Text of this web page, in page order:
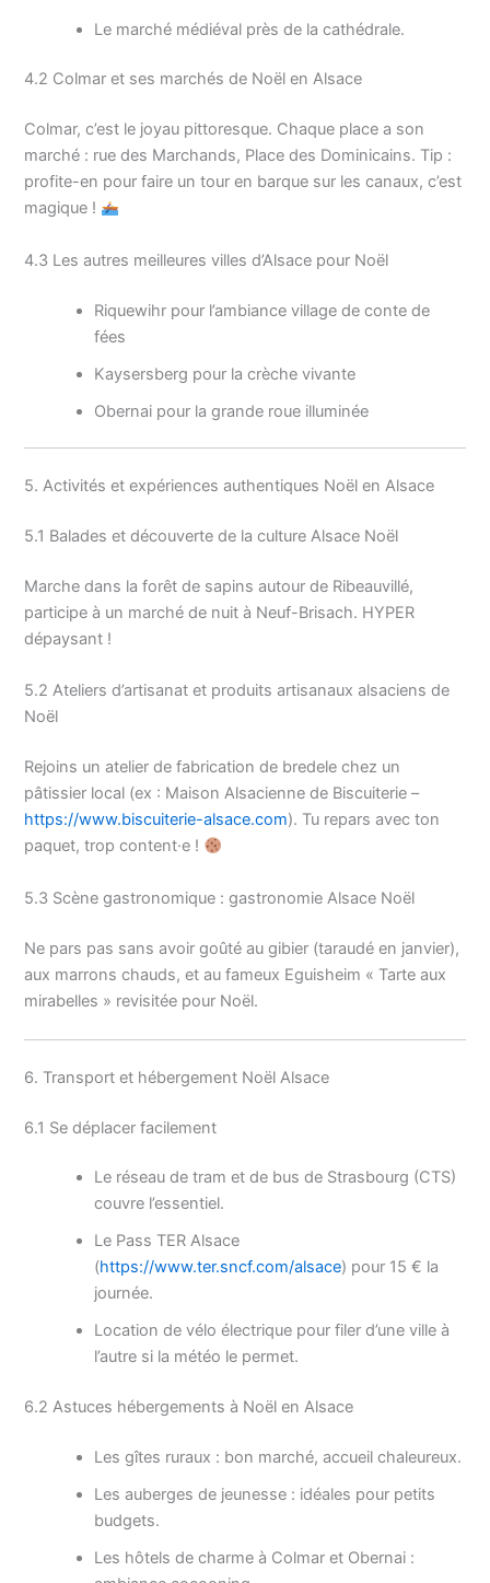
Le marché médiéval près de la cathédrale.
4.2 Colmar et ses marchés de Noël en Alsace
Colmar, c’est le joyau pittoresque. Chaque place a son
marché : rue des Marchands, Place des Dominicains. Tip :
profite-en pour faire un tour en barque sur les canaux, c’est
magique !
4.3 Les autres meilleures villes d’Alsace pour Noël
Riquewihr pour l’ambiance village de conte de
fées
Kaysersberg pour la crèche vivante
Obernai pour la grande roue illuminée
5. Activités et expériences authentiques Noël en Alsace
5.1 Balades et découverte de la culture Alsace Noël
Marche dans la forêt de sapins autour de Ribeauvillé,
participe à un marché de nuit à Neuf-Brisach. HYPER
dépaysant !
5.2 Ateliers d’artisanat et produits artisanaux alsaciens de
Noël
Rejoins un atelier de fabrication de bredele chez un
pâtissier local (ex : Maison Alsacienne de Biscuiterie –
https://www.biscuiterie-alsace.com). Tu repars avec ton
paquet, trop content·e !
5.3 Scène gastronomique : gastronomie Alsace Noël
Ne pars pas sans avoir goûté au gibier (taraudé en janvier),
aux marrons chauds, et au fameux Eguisheim « Tarte aux
mirabelles » revisitée pour Noël.
6. Transport et hébergement Noël Alsace
6.1 Se déplacer facilement
Le réseau de tram et de bus de Strasbourg (CTS)
couvre l’essentiel.
Le Pass TER Alsace
(https://www.ter.sncf.com/alsace) pour 15 € la
journée.
Location de vélo électrique pour filer d’une ville à
l’autre si la météo le permet.
6.2 Astuces hébergements à Noël en Alsace
Les gîtes ruraux : bon marché, accueil chaleureux.
Les auberges de jeunesse : idéales pour petits
budgets.
Les hôtels de charme à Colmar et Obernai :